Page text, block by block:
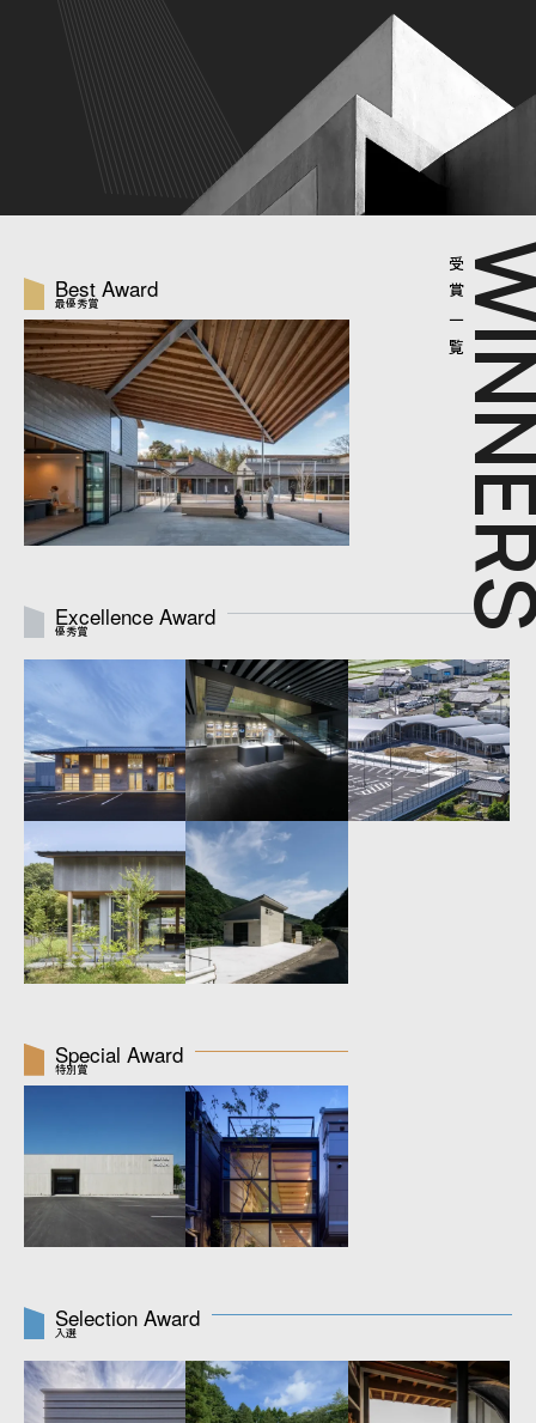
受賞一覧
Best Award
最優秀賞
Excellence Award
優秀賞
Special Award
特別賞
Selection Award
入選